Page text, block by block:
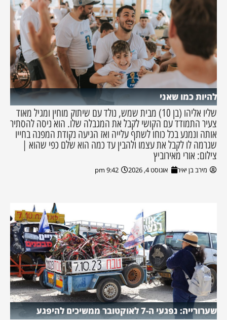
להיות כמו שאני
שליו אליהו (בן 10) מבית שמש, נולד עם שיתוק מוחין ומגיל מאוד
צעיר התמודד עם הקושי לקבל את המגבלה שלו. הוא ניסה להסתיר
אותה ונמנע בכל כוחו לשתף עלייה ואז הגיעה נקודת המפנה בחייו
שגרמה לו לקבל את עצמו ולהבין עד כמה הוא שלם כפי שהוא |
צילום: אורי מאירוביץ
מירב בן יאיר אוגוסט 4, 2026 9:42 pm
שערורייה: נפגעי ה-7 לאוקטובר ממשיכים להיפגע